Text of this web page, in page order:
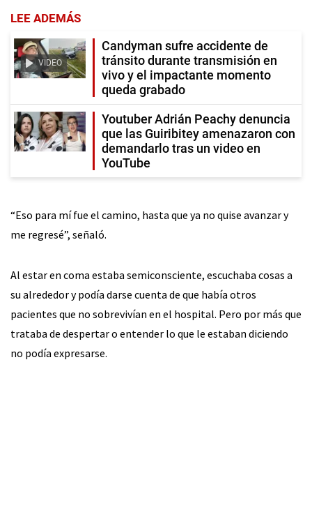
LEE ADEMÁS
VIDEO
Candyman sufre accidente de
tránsito durante transmisión en
vivo y el impactante momento
queda grabado
Youtuber Adrián Peachy denuncia
que las Guiribitey amenazaron con
demandarlo tras un video en
YouTube
“Eso para mí fue el camino, hasta que ya no quise avanzar y
me regresé”, señaló.
Al estar en coma estaba semiconsciente, escuchaba cosas a
su alrededor y podía darse cuenta de que había otros
pacientes que no sobrevivían en el hospital. Pero por más que
trataba de despertar o entender lo que le estaban diciendo
no podía expresarse.